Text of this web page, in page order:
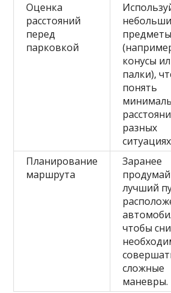
Оценка
расстояний
перед
парковкой
предметы
конусы
палки),
понять
разных
Планирование
маршрута
Заранее
лучший
чтобы
сложные
маневры.